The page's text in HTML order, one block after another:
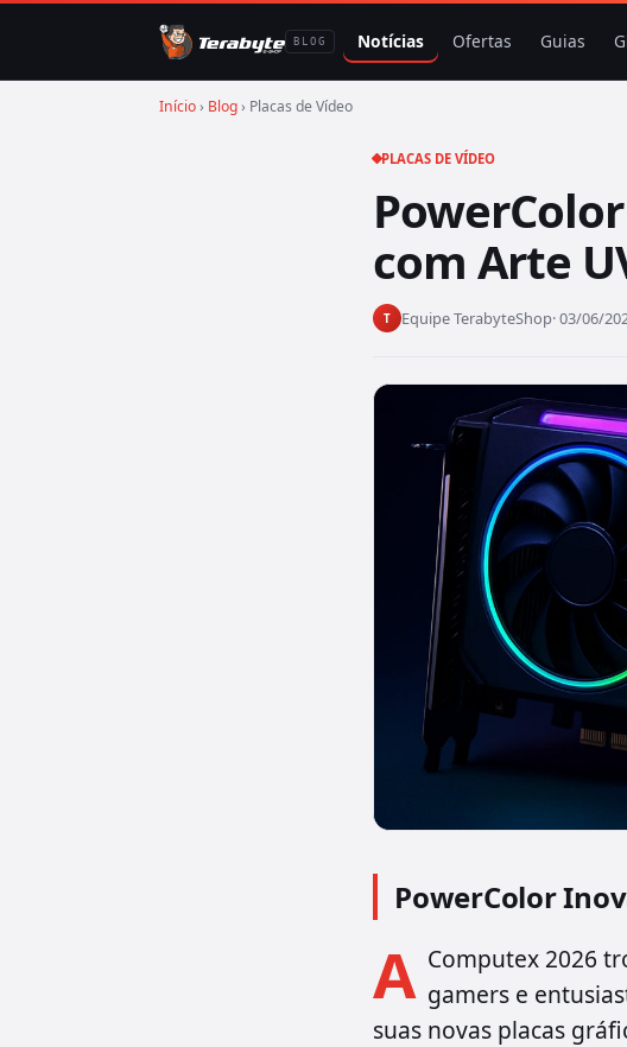
BLOG Notícias Ofertas Guias
Início› Blog› Placas de Vídeo
PLACAS DE VÍDEO
com Arte
T Equipe TerabyteShop· 03/06/
PowerColor
A Computex 2026
gamers e
suas novas placas